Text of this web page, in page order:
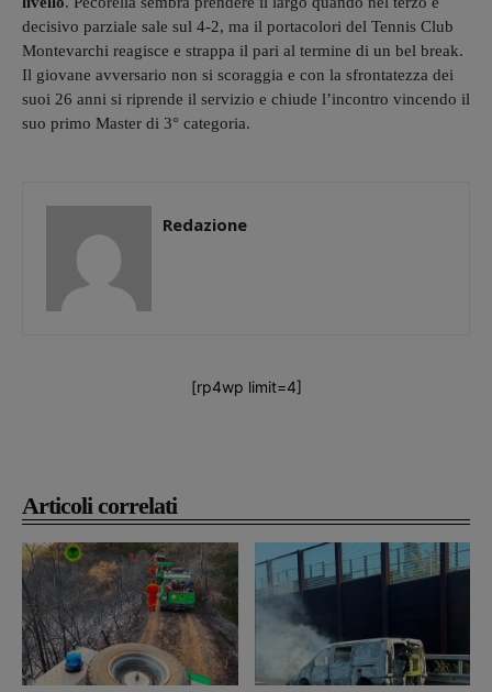
Articoli correlati
decisivo parziale sale sul 4-2, ma il portacolori del Tennis Club
Montevarchi reagisce e strappa il pari al termine di un bel break.
Il giovane avversario non si scoraggia e con la sfrontatezza dei
suoi 26 anni si riprende il servizio e chiude l’incontro vincendo il
suo primo Master di 3° categoria.
Redazione
[rp4wp limit=4]